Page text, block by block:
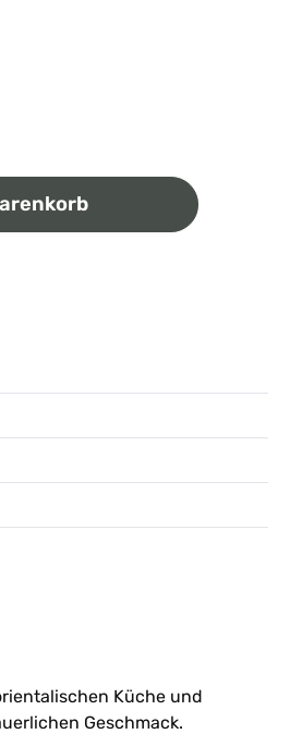
Wert ein oder
Küche und
Geschmack.